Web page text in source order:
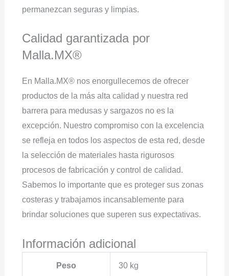
permanezcan seguras y limpias.
Calidad garantizada por
Malla.MX®
En Malla.MX® nos enorgullecemos de ofrecer
productos de la más alta calidad y nuestra red
barrera para medusas y sargazos no es la
excepción. Nuestro compromiso con la excelencia
se refleja en todos los aspectos de esta red, desde
la selección de materiales hasta rigurosos
procesos de fabricación y control de calidad.
Sabemos lo importante que es proteger sus zonas
costeras y trabajamos incansablemente para
brindar soluciones que superen sus expectativas.
Información adicional
Peso 30 kg